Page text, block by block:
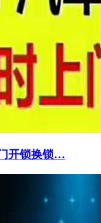
开锁换锁…